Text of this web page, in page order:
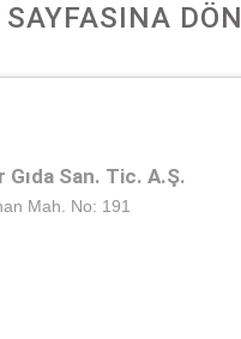
DÖN
San. Tic. A.Ş.
Mah. No: 191